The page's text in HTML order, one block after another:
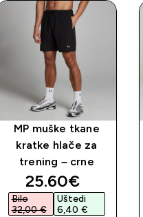
MP muške tkane
kratke hlače za
trening – crne
discounted price
25.60€‎
Bilo
32,00 €‎
Uštedi
6,40 €‎